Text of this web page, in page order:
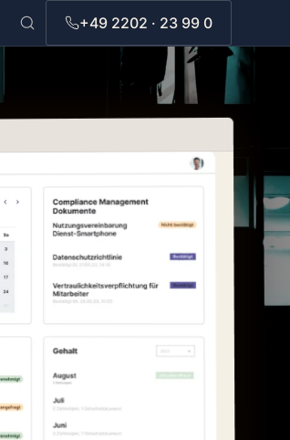
Suche
+49 2202 · 23 99 0